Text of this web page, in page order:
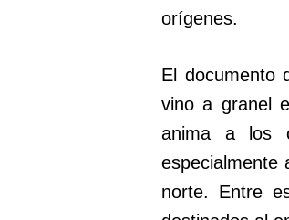
orígenes.
El documento
vino a granel
anima a los
especialmente
norte. Entre